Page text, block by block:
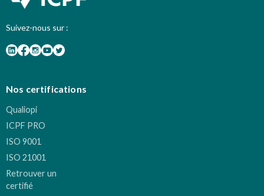
Suivez-nous sur :
Nos certifications
Qualiopi
ICPF PRO
ISO 9001
ISO 21001
Retrouver un
certifié